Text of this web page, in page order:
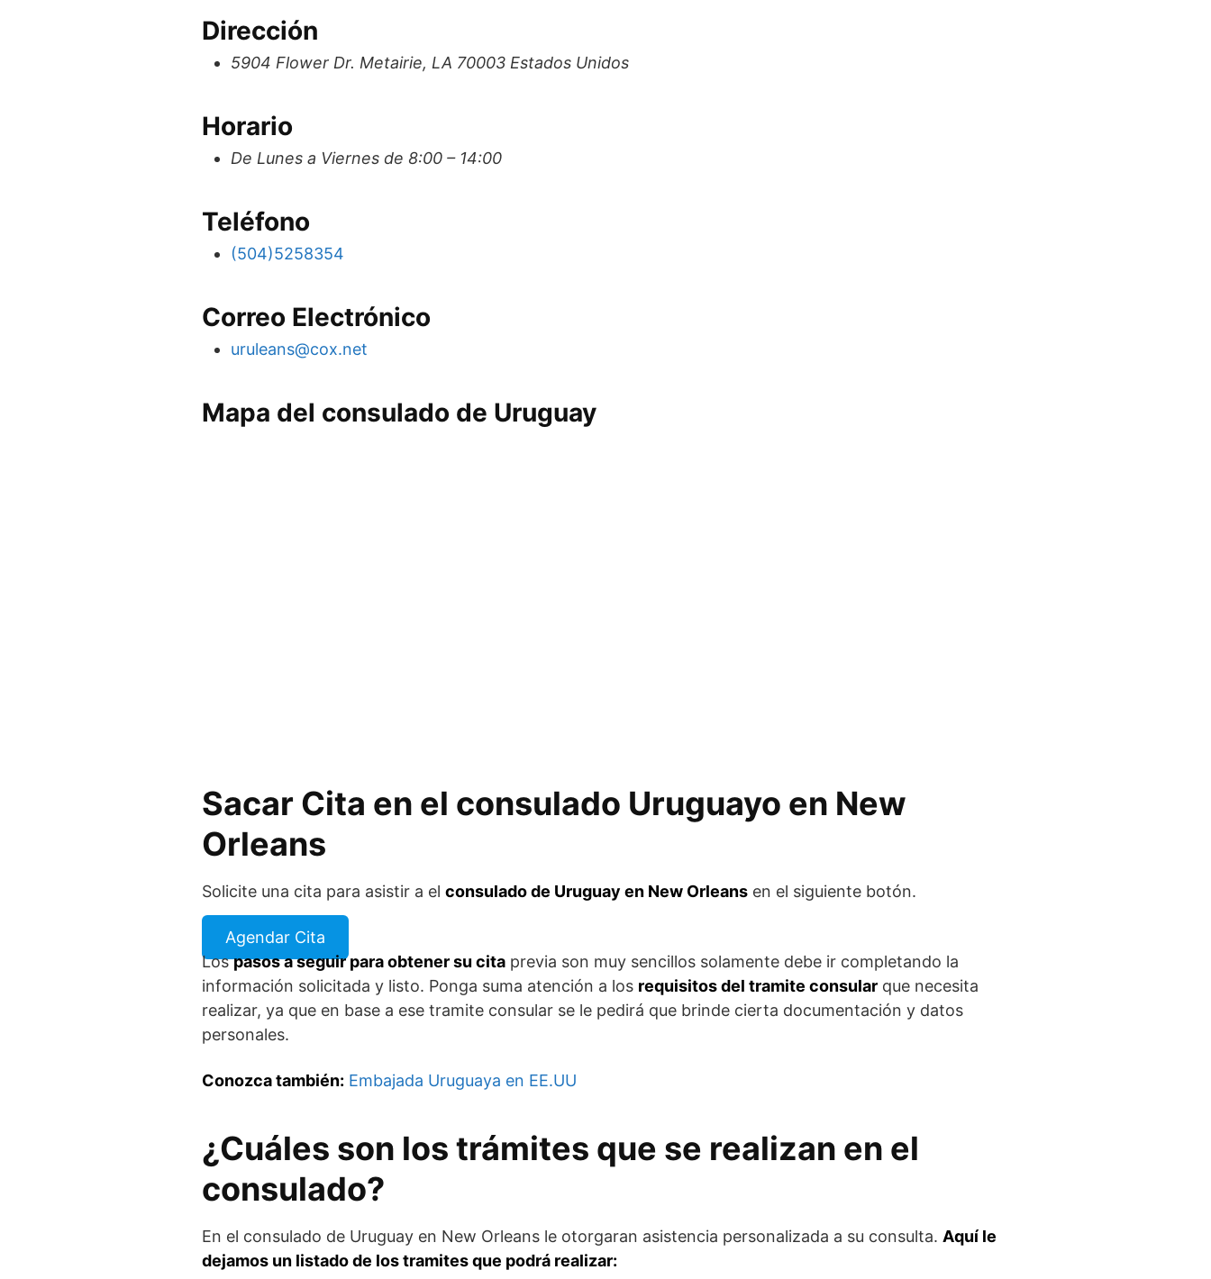
Dirección
5904 Flower Dr. Metairie, LA 70003 Estados Unidos
Horario
De Lunes a Viernes de 8:00 – 14:00
Teléfono
(504)5258354
Correo Electrónico
uruleans@cox.net
Mapa del consulado de Uruguay
Sacar Cita en el consulado Uruguayo en New
Orleans
Solicite una cita para asistir a el consulado de Uruguay en New Orleans en el siguiente botón.
Agendar Cita
Lospasos a seguir para obtener su cita previa son muy sencillos solamente debe ir completando la
información solicitada y listo. Ponga suma atención a los requisitos del tramite consular que necesita
realizar, ya que en base a ese tramite consular se le pedirá que brinde cierta documentación y datos
personales.
Conozca también: Embajada Uruguaya en EE.UU
¿Cuáles son los trámites que se realizan en el
consulado?
En el consulado de Uruguay en New Orleans le otorgaran asistencia personalizada a su consulta. Aquí le
dejamos un listado de los tramites que podrá realizar: